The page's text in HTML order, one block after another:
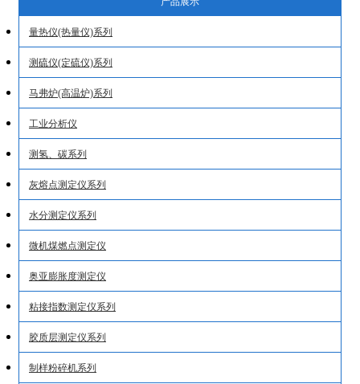
量热仪(热量仪)系列
测硫仪(定硫仪)系列
马弗炉(高温炉)系列
工业分析仪
测氢、碳系列
灰熔点测定仪系列
水分测定仪系列
微机煤燃点测定仪
奥亚膨胀度测定仪
粘接指数测定仪系列
胶质层测定仪系列
制样粉碎机系列